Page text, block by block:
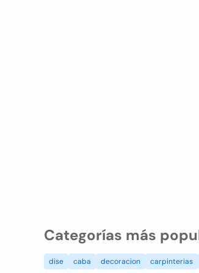
Categorías más
dise caba decoracion carpinterias